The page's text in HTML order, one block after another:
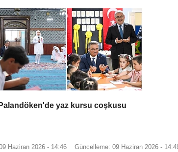
Palandöken'de yaz kursu coşkusu
Haziran 2026 - 14:46 Güncelleme: 09 Haziran 2026 -